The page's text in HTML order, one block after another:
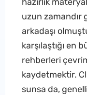
uzun zamandır
arkadaşı
karşılaştığı en
rehberleri
kaydetmektir.
sunsa da,